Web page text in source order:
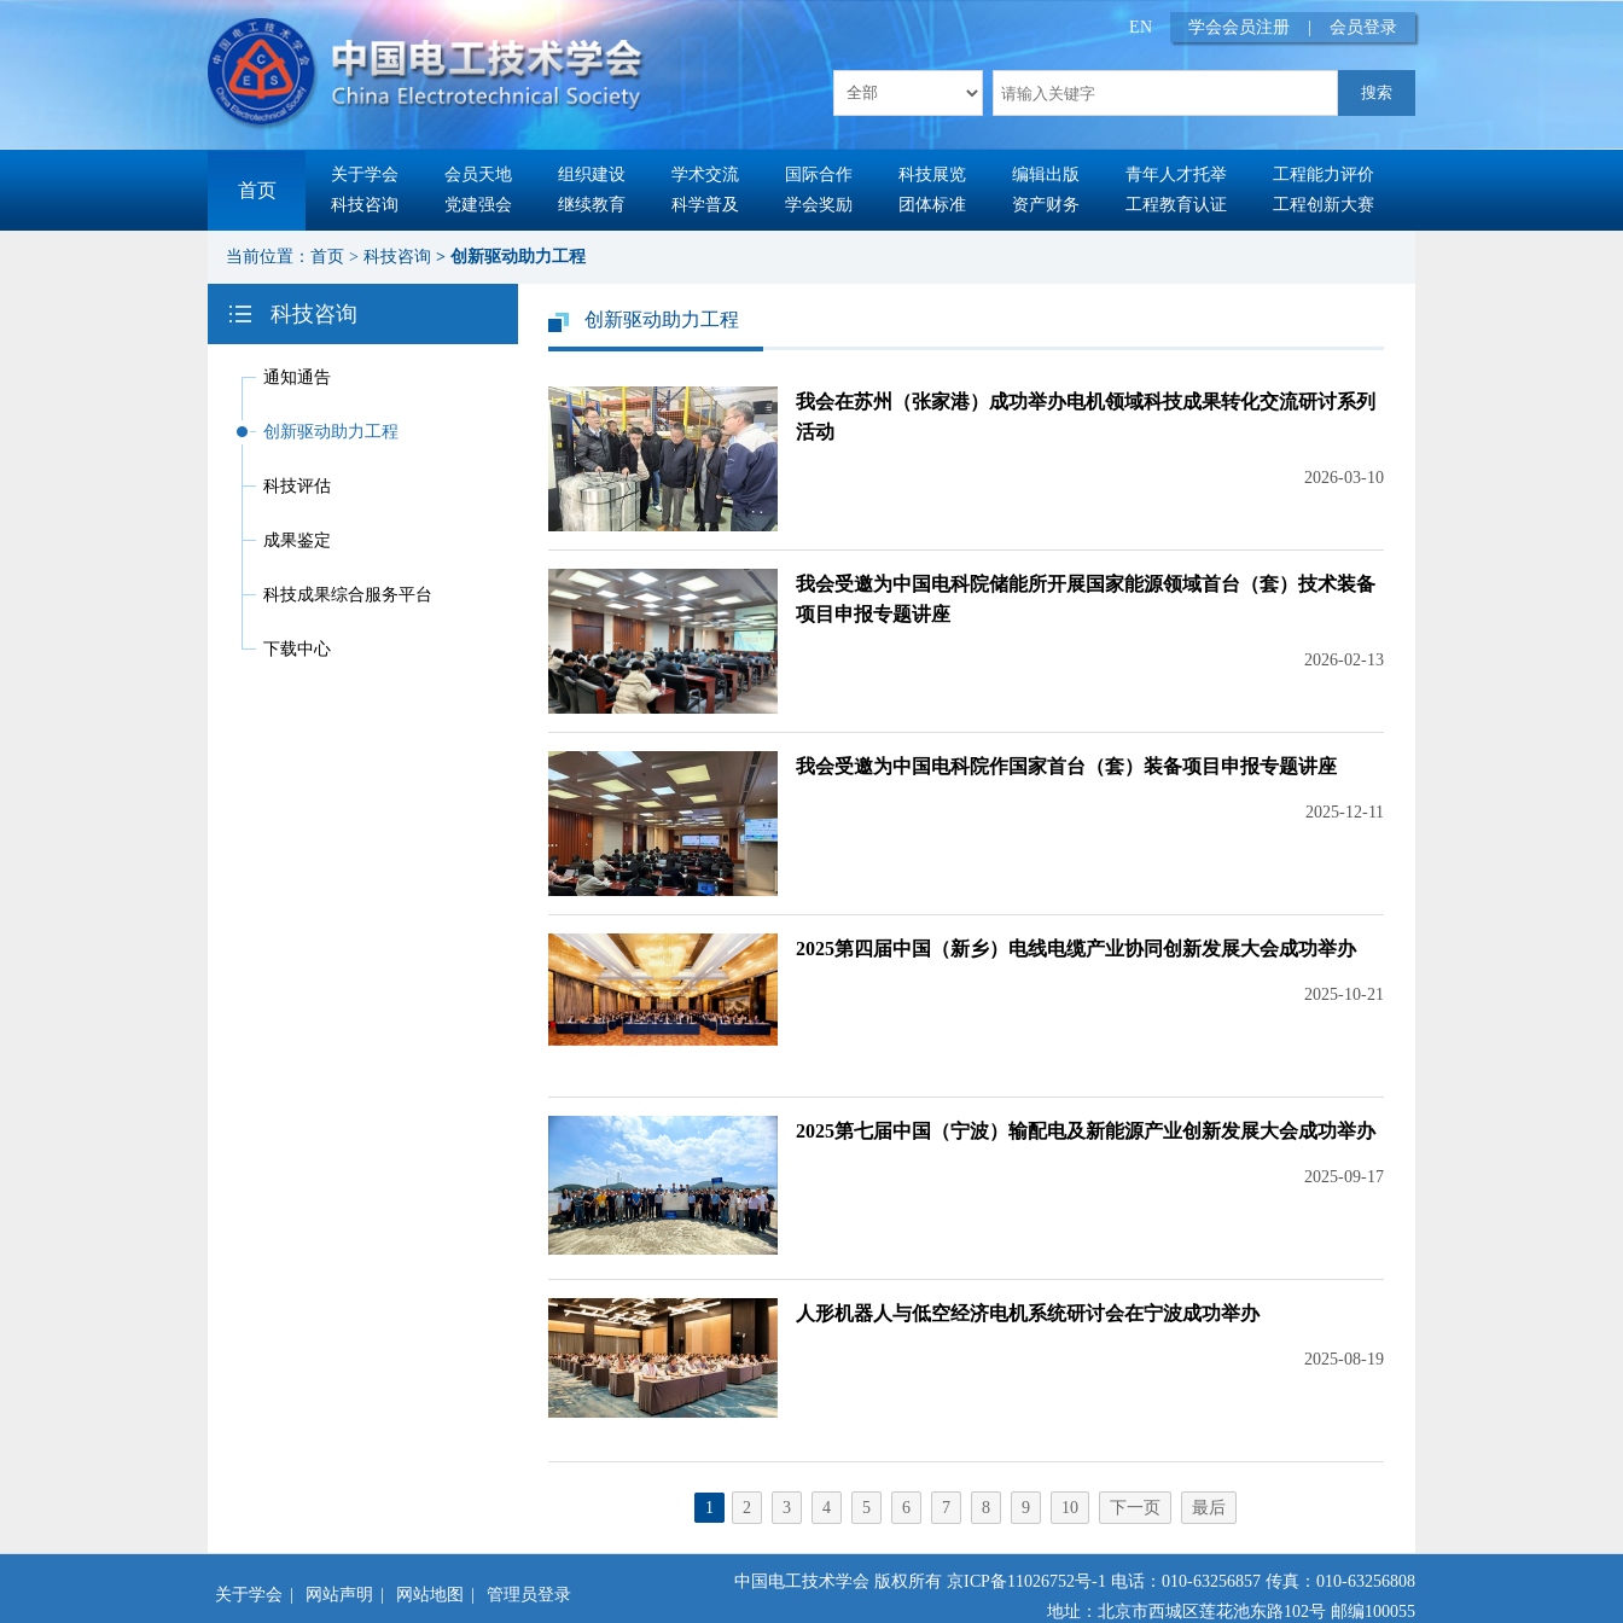
学会会员注册 会员登录
EN
首页
关于学会 会员天地 组织建设 学术交流 国际合作 科技展览 编辑出版 青年人才托举
工程能力评价
科技咨询
党建强会 继续教育 科学普及 学会奖励 团体标准 资产财务 工程教育认证 工程创新大赛
当前位置： 首页 > 科技咨询 > 创新驱动助力工程
科技咨询
通知通告
创新驱动助力工程
科技评估
成果鉴定
科技成果综合服务平台
下载中心
创新驱动助力工程
我会在苏州（张家港）成功举办电机领域科技成果转化交流研讨系列
活动
2026-03-10
我会受邀为中国电科院储能所开展国家能源领域首台（套）技术装备
项目申报专题讲座
2026-02-13
我会受邀为中国电科院作国家首台（套）装备项目申报专题讲座
2025-12-11
2025第四届中国（新乡）电线电缆产业协同创新发展大会成功举办
2025-10-21
2025第七届中国（宁波）输配电及新能源产业创新发展大会成功举办
2025-09-17
人形机器人与低空经济电机系统研讨会在宁波成功举办
2025-08-19
1 2 3 4 5 6 7 8 9 10 下一页 最后
关于学会 网站声明 网站地图 管理员登录
中国电工技术学会 版权所有 京ICP备11026752号-1 电话：010-63256857 传真：010-63256808
地址：北京市西城区莲花池东路102号 邮编100055